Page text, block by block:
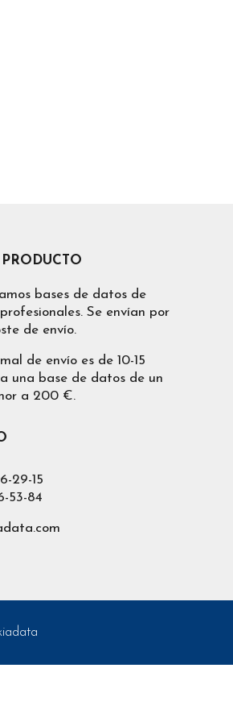
bases de datos de
Se envían por
de envío.
de envío es de 10-15
una base de datos de un
a 200 €.
29-15
53-84